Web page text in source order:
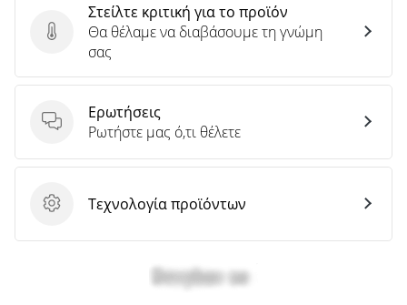
Στείλτε κριτική για το προϊόν
Στείλτε κριτική για το προϊόν
Θα θέλαμε να διαβάσουμε τη γνώμη
σας
Ερωτήσεις
Ερωτήσεις
Ρωτήστε μας ό,τι θέλετε
Τεχνολογία προϊόντων
Τεχνολογία προϊόντων